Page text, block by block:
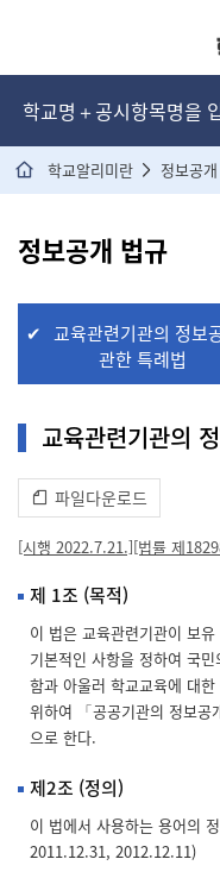
학교알리미란 정보공
정보공개 법규
교육관련기관의 정보
관한 특례법
교육관련기관의
파일다운로드
[시행 2022.7.21.][법률 제
제 1조 (목적)
이 법은 교육관련기관이 보
기본적인 사항을 정하여 국
함과 아울러 학교교육에 대
위하여 「공공기관의 정보공
으로 한다.
제2조 (정의)
이 법에서 사용하는 용어의
2011.12.31, 2012.12.11)